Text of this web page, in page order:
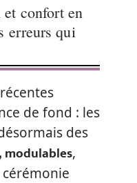
confort en
erreurs qui
de fond : les
des
modulables,